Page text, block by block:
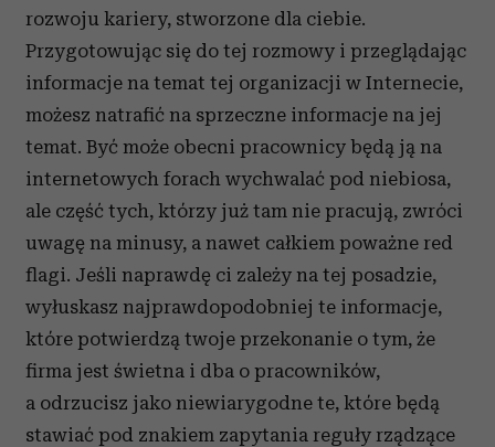
rozwoju kariery, stworzone dla ciebie.
Przygotowując się do tej rozmowy i przeglądając
informacje na temat tej organizacji w Internecie,
możesz natrafić na sprzeczne informacje na jej
temat. Być może obecni pracownicy będą ją na
internetowych forach wychwalać pod niebiosa,
ale część tych, którzy już tam nie pracują, zwróci
uwagę na minusy, a nawet całkiem poważne red
flagi. Jeśli naprawdę ci zależy na tej posadzie,
wyłuskasz najprawdopodobniej te informacje,
które potwierdzą twoje przekonanie o tym, że
firma jest świetna i dba o pracowników,
a odrzucisz jako niewiarygodne te, które będą
stawiać pod znakiem zapytania reguły rządzące